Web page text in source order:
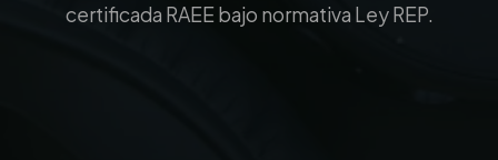
certificada RAEE bajo normativa Ley REP.